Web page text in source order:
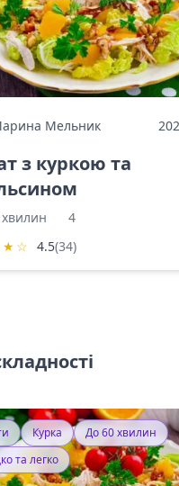
Мельник
з куркою та
4
★ ☆ 4.5(34)
Курка
До 60 хвилин
та легко